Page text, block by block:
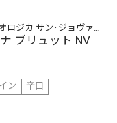
ロジカ サン･ジョヴァン
ブリュット NV
ン
辛口